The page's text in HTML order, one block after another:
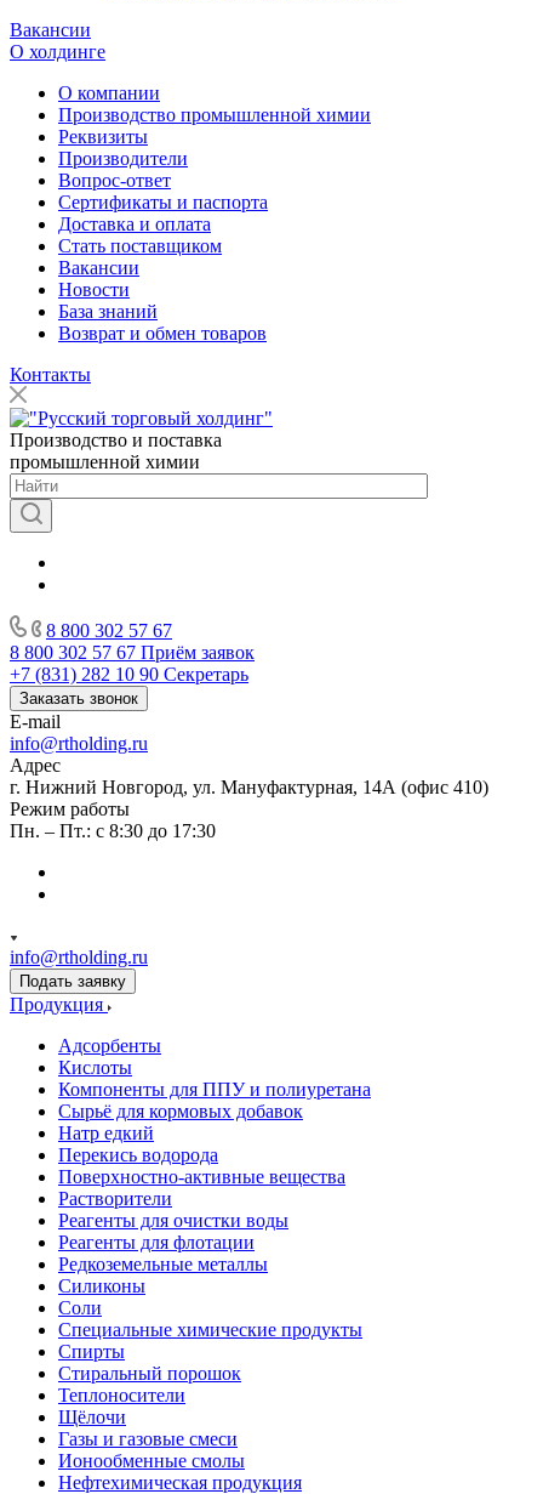
Вакансии
О холдинге
О компании
Производство промышленной химии
Реквизиты
Производители
Вопрос-ответ
Сертификаты и паспорта
Доставка и оплата
Стать поставщиком
Вакансии
Новости
База знаний
Возврат и обмен товаров
Контакты
Производство и поставка
промышленной химии
8 800 302 57 67
8 800 302 57 67 Приём заявок
+7 (831) 282 10 90 Секретарь
Заказать звонок
E-mail
info@rtholding.ru
Адрес
г. Нижний Новгород, ул. Мануфактурная, 14А (офис 410)
Режим работы
Пн. – Пт.: с 8:30 до 17:30
info@rtholding.ru
Подать заявку
Продукция
Адсорбенты
Кислоты
Компоненты для ППУ и полиуретана
Сырьё для кормовых добавок
Натр едкий
Перекись водорода
Поверхностно-активные вещества
Растворители
Реагенты для очистки воды
Реагенты для флотации
Редкоземельные металлы
Силиконы
Соли
Специальные химические продукты
Спирты
Стиральный порошок
Теплоносители
Щёлочи
Газы и газовые смеси
Ионообменные смолы
Нефтехимическая продукция